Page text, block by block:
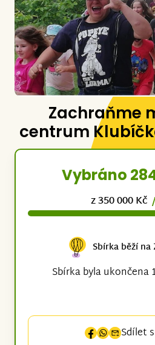
Zachraňme
centrum
Vybráno
z 350 000 Kč
Sbírka běží na
Sbírka byla ukončena
Sdílet